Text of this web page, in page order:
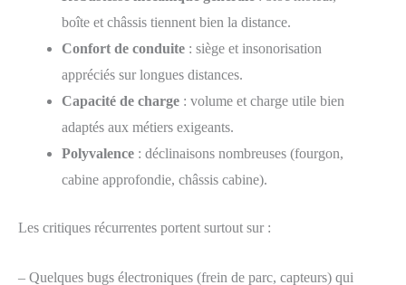
boîte et châssis tiennent bien la distance.
Confort de conduite : siège et insonorisation
appréciés sur longues distances.
Capacité de charge : volume et charge utile bien
adaptés aux métiers exigeants.
Polyvalence : déclinaisons nombreuses (fourgon,
cabine approfondie, châssis cabine).
Les critiques récurrentes portent surtout sur :
– Quelques bugs électroniques (frein de parc, capteurs) qui